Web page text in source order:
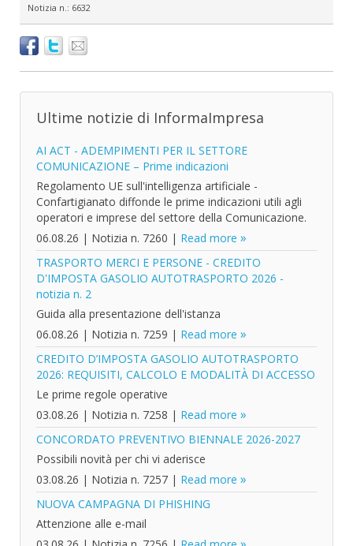
Notizia n.: 6632
Ultime notizie di InformaImpresa
AI ACT - ADEMPIMENTI PER IL SETTORE
COMUNICAZIONE – Prime indicazioni
Regolamento UE sull'intelligenza artificiale -
Confartigianato diffonde le prime indicazioni utili agli
operatori e imprese del settore della Comunicazione.
06.08.26 | Notizia n. 7260 | Read more
TRASPORTO MERCI E PERSONE - CREDITO
D'IMPOSTA GASOLIO AUTOTRASPORTO 2026 -
notizia n. 2
Guida alla presentazione dell'istanza
06.08.26 | Notizia n. 7259 | Read more
CREDITO D’IMPOSTA GASOLIO AUTOTRASPORTO
2026: REQUISITI, CALCOLO E MODALITÀ DI ACCESSO
Le prime regole operative
03.08.26 | Notizia n. 7258 | Read more
CONCORDATO PREVENTIVO BIENNALE 2026-2027
Possibili novità per chi vi aderisce
03.08.26 | Notizia n. 7257 | Read more
NUOVA CAMPAGNA DI PHISHING
Attenzione alle e-mail